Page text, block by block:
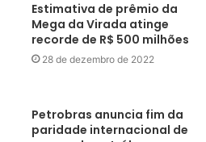
Estimativa de prêmio da
Mega da Virada atinge
recorde de R$ 500 milhões
28 de dezembro de 2022
Petrobras anuncia fim da
paridade internacional de